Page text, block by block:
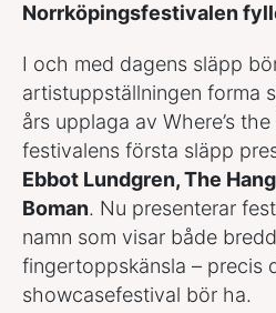
Norrköpingsfestivalen
I och med dagens släpp
artistuppställningen forma
års upplaga av Where’s
festivalens första släpp
Ebbot Lundgren, The
Boman. Nu presenterar
namn som visar både
fingertoppskänsla – precis
showcasefestival bör ha.